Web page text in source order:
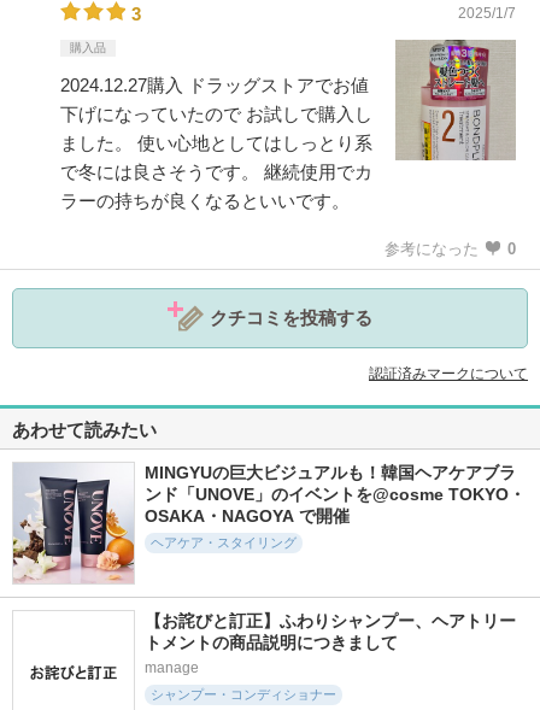
3 2025/1/7
購入品
2024.12.27購入 ドラッグストアでお値
下げになっていたので お試しで購入し
ました。 使い心地としてはしっとり系
で冬には良さそうです。 継続使用でカ
ラーの持ちが良くなるといいです。
参考になった 0
クチコミを投稿する
認証済みマークについて
あわせて読みたい
MINGYUの巨大ビジュアルも！韓国ヘアケアブラ
ンド「UNOVE」のイベントを@cosme TOKYO・
OSAKA・NAGOYA で開催
ヘアケア・スタイリング
【お詫びと訂正】ふわりシャンプー、ヘアトリー
トメントの商品説明につきまして
manage
シャンプー・コンディショナー